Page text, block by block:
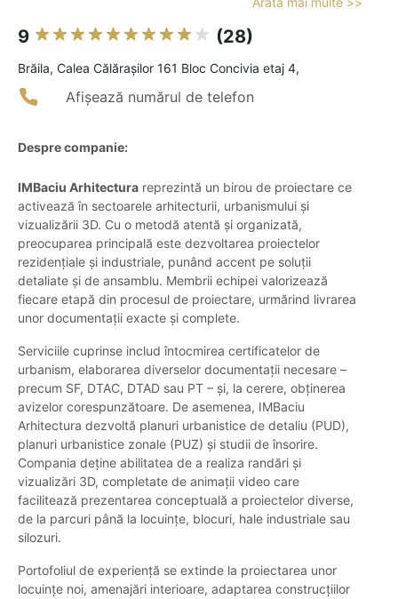
9 (28)
Brăila, Calea Călărașilor 161 Bloc Concivia etaj 4,
Afișează numărul de telefon
Despre companie:
IMBaciu Arhitectura reprezintă un birou de proiectare ce
activează în sectoarele arhitecturii, urbanismului și
vizualizării 3D. Cu o metodă atentă și organizată,
preocuparea principală este dezvoltarea proiectelor
rezidențiale și industriale, punând accent pe soluții
detaliate și de ansamblu. Membrii echipei valorizează
fiecare etapă din procesul de proiectare, urmărind livrarea
unor documentații exacte și complete.
Serviciile cuprinse includ întocmirea certificatelor de
urbanism, elaborarea diverselor documentații necesare –
precum SF, DTAC, DTAD sau PT – și, la cerere, obținerea
avizelor corespunzătoare. De asemenea, IMBaciu
Arhitectura dezvoltă planuri urbanistice de detaliu (PUD),
planuri urbanistice zonale (PUZ) și studii de însorire.
Compania deține abilitatea de a realiza randări și
vizualizări 3D, completate de animații video care
facilitează prezentarea conceptuală a proiectelor diverse,
de la parcuri până la locuințe, blocuri, hale industriale sau
silozuri.
Portofoliul de experiență se extinde la proiectarea unor
locuințe noi, amenajări interioare, adaptarea construcțiilor